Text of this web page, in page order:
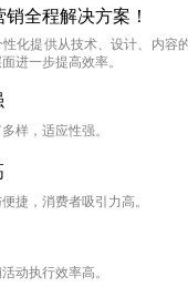
全程解决方案！
化提供从技术、设计、内容
进一步提高效率。
样，适应性强。
捷，消费者吸引力高。
动执行效率高。